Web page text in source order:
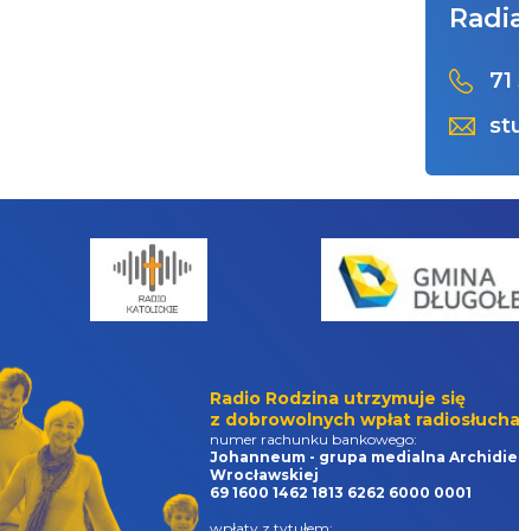
Radio Rodzina utrzymuje się
z dobrowolnych wpłat
numer rachunku bankowego:
Johanneum - grupa medialna
Wrocławskiej
69 1600 1462 1813 6262 6000 0001